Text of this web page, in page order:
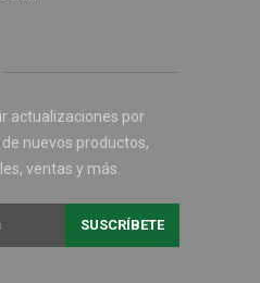
actualizaciones por
nuevos productos,
ventas y más.